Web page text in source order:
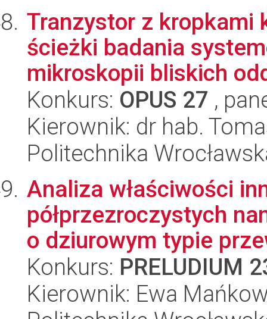
Tranzystor z kropkami
ścieżki badania
mikroskopii bliskich
Konkurs: OPUS 27 ,
Kierownik: dr hab.
Politechnika
Analiza właściwości
półprzezroczystych
o dziurowym typie
Konkurs: PRELUDIUM
Kierownik: Ewa